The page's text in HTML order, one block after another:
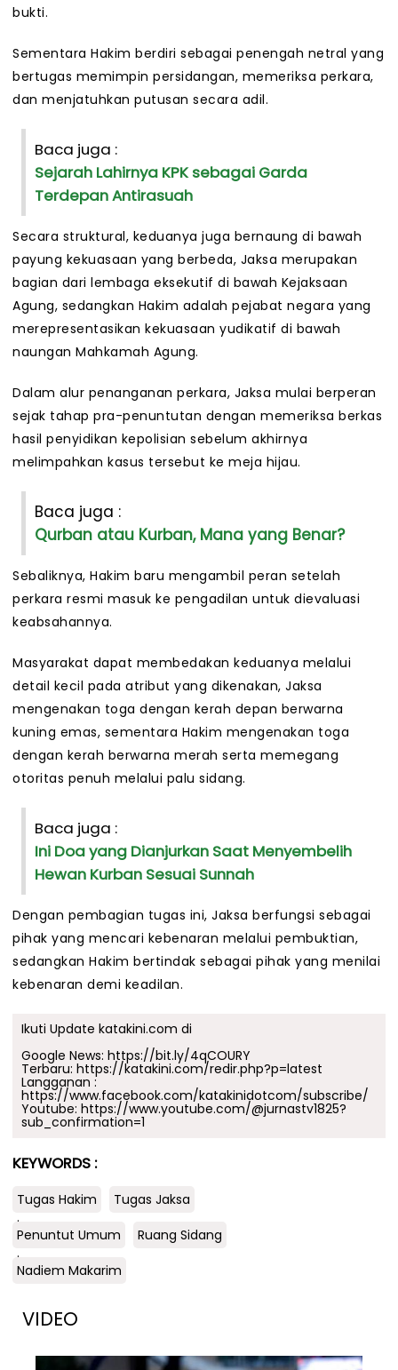
bukti.
Sementara Hakim berdiri sebagai penengah netral yang
bertugas memimpin persidangan, memeriksa perkara,
dan menjatuhkan putusan secara adil.
Baca juga :
Sejarah Lahirnya KPK sebagai Garda
Terdepan Antirasuah
Secara struktural, keduanya juga bernaung di bawah
payung kekuasaan yang berbeda, Jaksa merupakan
bagian dari lembaga eksekutif di bawah Kejaksaan
Agung, sedangkan Hakim adalah pejabat negara yang
merepresentasikan kekuasaan yudikatif di bawah
naungan Mahkamah Agung.
Dalam alur penanganan perkara, Jaksa mulai berperan
sejak tahap pra-penuntutan dengan memeriksa berkas
hasil penyidikan kepolisian sebelum akhirnya
melimpahkan kasus tersebut ke meja hijau.
Baca juga :
Qurban atau Kurban, Mana yang Benar?
Sebaliknya, Hakim baru mengambil peran setelah
perkara resmi masuk ke pengadilan untuk dievaluasi
keabsahannya.
Masyarakat dapat membedakan keduanya melalui
detail kecil pada atribut yang dikenakan, Jaksa
mengenakan toga dengan kerah depan berwarna
kuning emas, sementara Hakim mengenakan toga
dengan kerah berwarna merah serta memegang
otoritas penuh melalui palu sidang.
Baca juga :
Ini Doa yang Dianjurkan Saat Menyembelih
Hewan Kurban Sesuai Sunnah
Dengan pembagian tugas ini, Jaksa berfungsi sebagai
pihak yang mencari kebenaran melalui pembuktian,
sedangkan Hakim bertindak sebagai pihak yang menilai
kebenaran demi keadilan.
Ikuti Update katakini.com di
Google News: https://bit.ly/4qCOURY
Terbaru: https://katakini.com/redir.php?p=latest
Langganan :
https://www.facebook.com/katakinidotcom/subscribe/
Youtube: https://www.youtube.com/@jurnastv1825?
sub_confirmation=1
KEYWORDS :
Tugas Hakim
Tugas Jaksa
.
Penuntut Umum
Ruang Sidang
.
Nadiem Makarim
VIDEO